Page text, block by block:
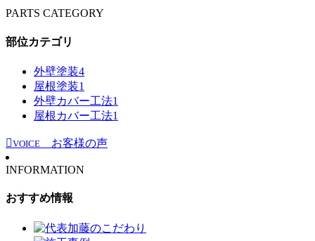
PARTS CATEGORY
部位カテゴリ
外壁塗装4
屋根塗装1
外壁カバー工法1
屋根カバー工法1
VOICE お客様の声
INFORMATION
おすすめ情報